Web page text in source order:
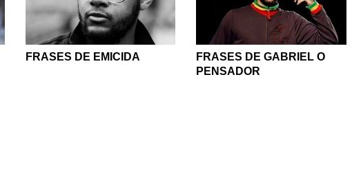
FRASES DE EMICIDA
FRASES DE GABRIEL O
PENSADOR